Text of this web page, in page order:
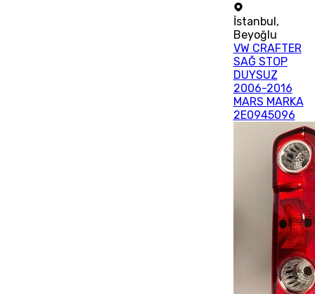
İstanbul,
Beyoğlu
VW CRAFTER
SAĞ STOP
DUYSUZ
2006-2016
MARS MARKA
2E0945096